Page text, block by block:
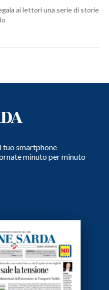
ai lettori una serie di storie
tuo smartphone
minuto per minuto